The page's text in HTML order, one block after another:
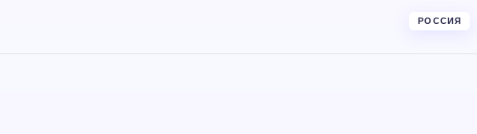
РОССИЯ